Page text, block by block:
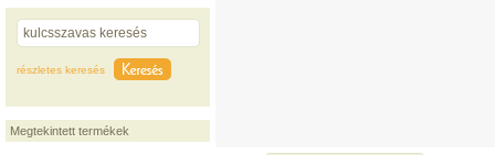
részletes keresés
Megtekintett termékek